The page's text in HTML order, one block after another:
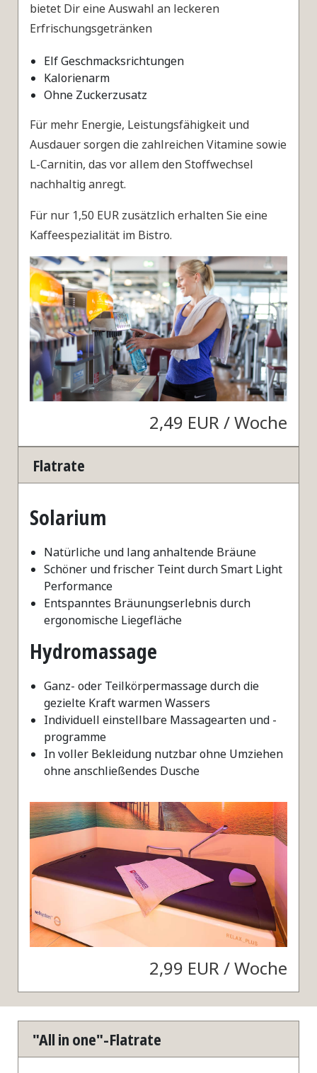
bietet Dir eine Auswahl an leckeren
Erfrischungsgetränken
Elf Geschmacksrichtungen
Kalorienarm
Ohne Zuckerzusatz
Für mehr Energie, Leistungsfähigkeit und
Ausdauer sorgen die zahlreichen Vitamine sowie
L-Carnitin, das vor allem den Stoffwechsel
nachhaltig anregt.
Für nur 1,50 EUR zusätzlich erhalten Sie eine
Kaffeespezialität im Bistro.
2,49 EUR / Woche
Flatrate
Solarium
Natürliche und lang anhaltende Bräune
Schöner und frischer Teint durch Smart Light
Performance
Entspanntes Bräunungserlebnis durch
ergonomische Liegefläche
Hydromassage
Ganz- oder Teilkörpermassage durch die
gezielte Kraft warmen Wassers
Individuell einstellbare Massagearten und -
programme
In voller Bekleidung nutzbar ohne Umziehen
ohne anschließendes Dusche
2,99 EUR / Woche
"All in one"-Flatrate